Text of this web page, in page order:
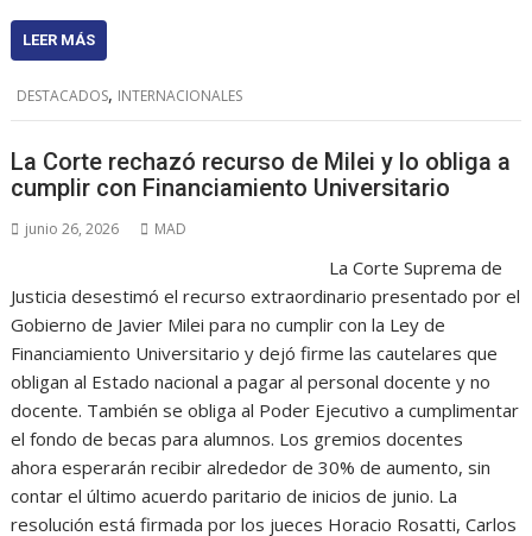
LEER MÁS
DESTACADOS, INTERNACIONALES
La Corte rechazó recurso de Milei y lo obliga a
cumplir con Financiamiento Universitario
junio 26, 2026 MAD
La Corte Suprema de
Justicia desestimó el recurso extraordinario presentado por el
Gobierno de Javier Milei para no cumplir con la Ley de
Financiamiento Universitario y dejó firme las cautelares que
obligan al Estado nacional a pagar al personal docente y no
docente. También se obliga al Poder Ejecutivo a cumplimentar
el fondo de becas para alumnos. Los gremios docentes
ahora esperarán recibir alrededor de 30% de aumento, sin
contar el último acuerdo paritario de inicios de junio. La
resolución está firmada por los jueces Horacio Rosatti, Carlos